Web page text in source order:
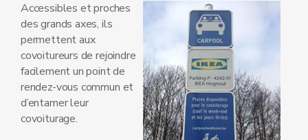
Accessibles et proches
des grands axes, ils
permettent aux
covoitureurs de rejoindre
facilement un point de
rendez-vous commun et
d’entamer leur
covoiturage.